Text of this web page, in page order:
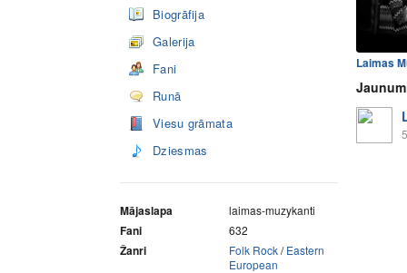
Biogrāfija
Galerija
Fani
Runā
Viesu grāmata
Dziesmas
Mājaslapa laimas-muzykanti
Fani 632
Žanri Folk Rock/Eastern
European